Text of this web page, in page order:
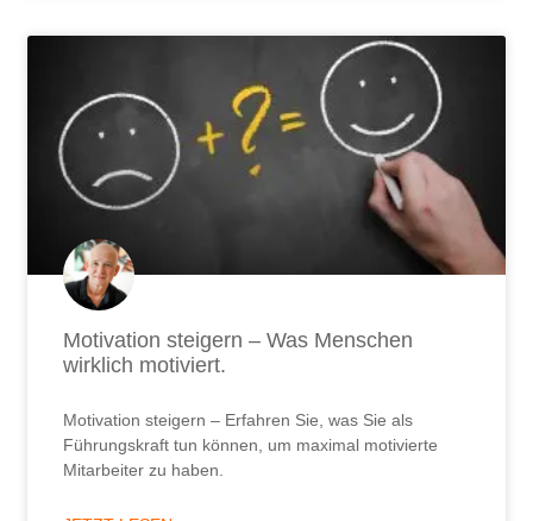
Motivation steigern – Was Menschen
wirklich motiviert.
Motivation steigern – Erfahren Sie, was Sie als
Führungskraft tun können, um maximal motivierte
Mitarbeiter zu haben.